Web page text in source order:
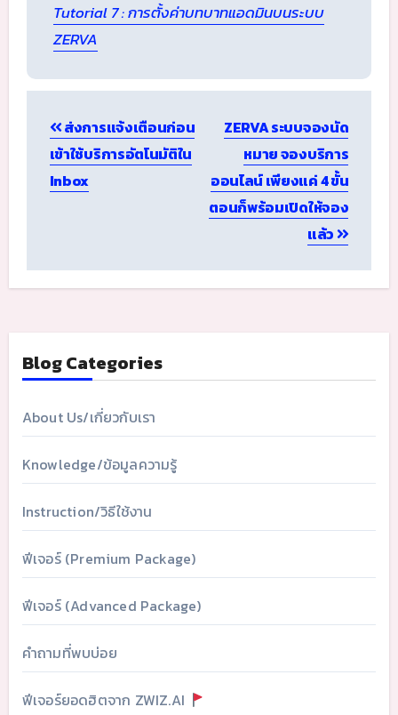
Tutorial 7 : การตั้งค่าบทบาทแอดมินบนระบบ
ZERVA
navigation
ส่งการแจ้งเตือนก่อน
เข้าใช้บริการอัตโนมัติใน
Inbox
ZERVA ระบบจองนัด
หมาย จองบริการ
ออนไลน์ เพียงแค่ 4 ขั้น
ตอนก็พร้อมเปิดให้จอง
แล้ว
Blog Categories
About Us/เกี่ยวกับเรา
Knowledge/ข้อมูลความรู้
Instruction/วิธีใช้งาน
ฟีเจอร์ (Premium Package)
ฟีเจอร์ (Advanced Package)
คำถามที่พบบ่อย
ฟีเจอร์ยอดฮิตจาก ZWIZ.AI